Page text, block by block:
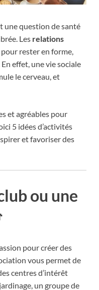
une question de santé
Les relations
pour rester en forme,
effet, une vie sociale
le cerveau, et
et agréables pour
5 idées d’activités
et favoriser des
ou une
pour créer des
vous permet de
centres d’intérêt
un groupe de